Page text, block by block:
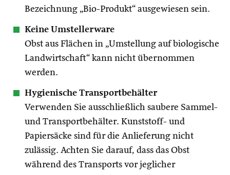
Bezeichnung „Bio-Produkt“ ausgewiesen sein.
Keine Umstellerware
Obst aus Flächen in „Umstellung auf biologische
Landwirtschaft“ kann nicht übernommen
werden.
Hygienische Transportbehälter
Verwenden Sie ausschließlich saubere Sammel-
und Transportbehälter. Kunststoff- und
Papiersäcke sind für die Anlieferung nicht
zulässig. Achten Sie darauf, dass das Obst
während des Transports vor jeglicher